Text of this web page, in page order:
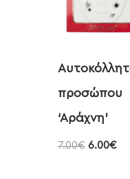
προσώπου
‘Αράχνη’
7.00€ 6.00€